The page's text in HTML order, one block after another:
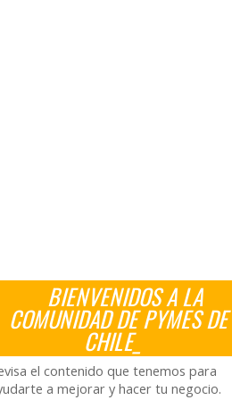
BIENVENIDOS A LA
COMUNIDAD DE PYMES DE
CHILE_
el contenido que tenemos para
a mejorar y hacer tu negocio.